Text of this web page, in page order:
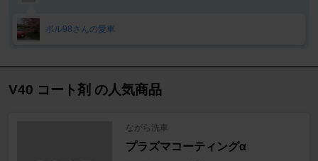
ボル98さんの愛車
V40 コート剤 の人気商品
ながら洗車
プラズマコーティングα